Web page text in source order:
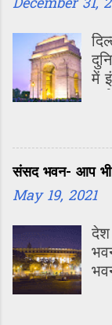
से
में
संसद भवन- आप
May 19, 2021